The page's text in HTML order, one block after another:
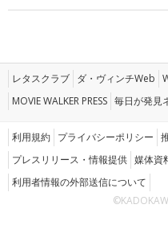
レタスクラブ ダ・ヴィンチWeb
MOVIE WALKER PRESS 毎日が発見
利用規約 プライバシーポリシー
プレスリリース・情報提供 媒体資
利用者情報の外部送信について